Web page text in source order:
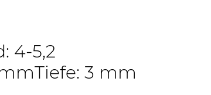
4-5,2
3 mm